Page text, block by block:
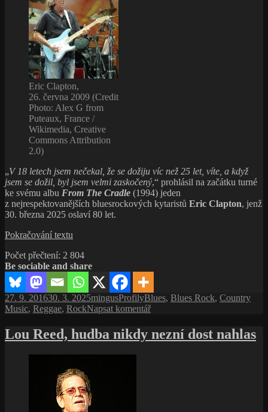
nejlepším
lidským
přítelem
Eric Clapton,
26. června 2009 (Credit
Photo: Alex G from
Puteaux, France /
Wikimedia, Creative
Commons Attribution
2.0)
„V 18 letech jsem nečekal, že se dožiju víc než 25 let, víte, a když
jsem se dožil, byl jsem velmi zaskočený,“ prohlásil na začátku turné
ke svému albu From The Cradle (1994) jeden
z nejrespektovanějších bluesrockových kytaristů Eric Clapton, jenž
30. března 2025 oslaví 80 let.
Pokračování textu
Clapton,
britská
bluesrocková
veličina
Počet přečtení: 2 804
Be sociable and share
Publikováno:
27. 9. 201630. 3. 2025Autor:
mingusRubriky:
ProfilyŠtítky:
Blues, Blues Rock, Country
Music, Reggae, RockNapsat komentářpro
názvem
Lou Reed, hudba nikdy nezní dost nahlas